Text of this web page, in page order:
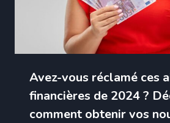
Avez-vous réclamé ces
financières de 2024 ?
comment obtenir vos